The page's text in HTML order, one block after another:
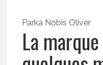
Parka Nobis Oliver
La